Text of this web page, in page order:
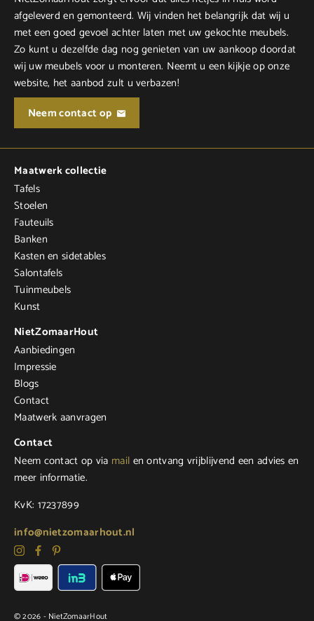
afgeleverd en gemonteerd. Wij vinden het belangrijk dat wij u
met een goed gevoel achter laten met uw gekochte meubels.
Zo kunt u dezelfde dag nog genieten van uw aankoop doordat
wij uw meubels voor u monteren. Neemt u een kijkje op onze
website, het aanbod zult u verbazen!
Neem contact op
Maatwerk collectie
Tafels
Stoelen
Fauteuils
Banken
Kasten en sidetables
Salontafels
Tuinmeubels
Kunst
NietZomaarHout
Aanbiedingen
Impressie
Blogs
Contact
Maatwerk aanvragen
Contact
Neem contact op via mail en ontvang vrijblijvend een advies en
meer informatie.
KvK: 17237899
info@nietzomaarhout.nl
© 2026 - NietZomaarHout